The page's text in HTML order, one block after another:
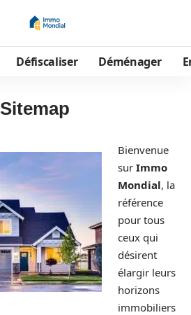
Défiscaliser Déménager
Sitemap
Bienvenue
sur Immo
Mondial, la
référence
pour tous
ceux qui
désirent
élargir leurs
horizons
immobiliers